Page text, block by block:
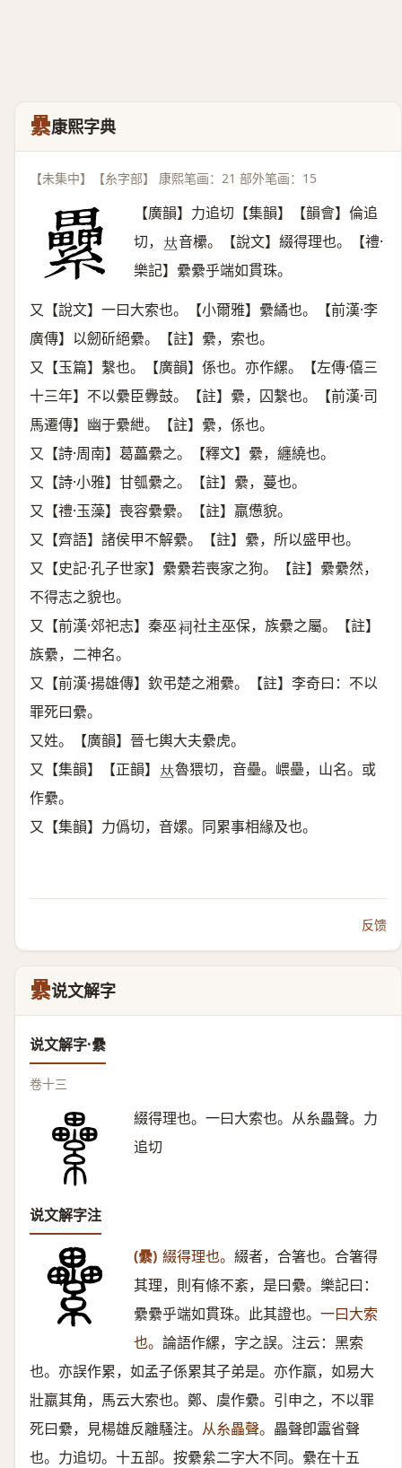
纍康熙字典
【未集中】【糸字部】 康熙笔画：21 部外笔画：15
【廣韻】力追切【集韻】【韻會】倫追
切， 𠀤音欙。【說文】綴得理也。【禮·
樂記】纍纍乎端如貫珠。
又【說文】一曰大索也。【小爾雅】纍繘也。【前漢·李
廣傳】以劒斫絕纍。【註】纍，索也。
又【玉篇】繫也。【廣韻】係也。亦作縲。【左傳·僖三
十三年】不以纍臣釁鼓。【註】纍，囚繫也。【前漢·司
馬遷傳】幽于纍紲。【註】纍，係也。
又【詩·周南】葛藟纍之。【釋文】纍，纏繞也。
又【詩·小雅】甘瓠纍之。【註】纍，蔓也。
又【禮·玉藻】喪容纍纍。【註】羸憊貌。
又【齊語】諸侯甲不解纍。【註】纍，所以盛甲也。
又【史記·孔子世家】纍纍若喪家之狗。【註】纍纍然，
不得志之貌也。
又【前漢·郊祀志】秦巫𧙈 社主巫保，族纍之屬。【註】
族纍，二神名。
又【前漢·揚雄傳】欽弔楚之湘纍。【註】李奇曰：不以
罪死曰纍。
又姓。【廣韻】晉七輿大夫纍虎。
又【集韻】【正韻】 𠀤魯猥切，音壘。㟪壘，山名。或
作纍。
又【集韻】力僞切，音嫘。同累事相緣及也。
反馈
纍说文解字
说文解字·纍
卷十三
綴得理也。一曰大索也。从糸畾聲。力
追切
说文解字注
(纍) 綴得理也。 綴者，合箸也。合箸得
其理，則有條不紊，是曰纍。樂記曰：
纍纍乎端如貫珠。此其證也。 一曰大索
也。 論語作縲，字之誤。注云：黑索
也。亦誤作累，如孟子係累其子弟是。亦作羸，如易大
壯羸其角，馬云大索也。鄭、虞作纍。引申之，不以罪
死曰纍，見楊雄反離騷注。 从糸畾聲。 畾聲卽靁省聲
也。力追切。十五部。按纍絫二字大不同。纍在十五